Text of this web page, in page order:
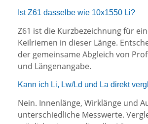
Ist Z61 dasselbe wie 10x1550 Li?
Z61 ist die Kurzbezeichnung für
Keilriemen in dieser Länge.
der gemeinsame Abgleich von
und Längenangabe.
Kann ich Li, Lw/Ld und La direkt
Nein. Innenlänge, Wirklänge und
unterschiedliche Messwerte.